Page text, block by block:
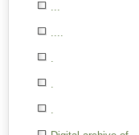
...
....
.
.
.